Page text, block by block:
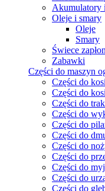
Akumulatory
Oleje i smary
Oleje
Smary
Świece
Zabawki
Części do maszyn
Części do
Części do
Części do
Części do
Części do
Części do
Części do
Części do
Części do
Części do
Części do